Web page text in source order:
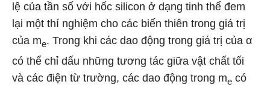
lệ của tần số với hốc silicon ở dạng tinh thể đem
lại một thí nghiệm cho các biến thiên trong giá trị
của me. Trong khi các dao động trong giá trị của α
có thể chỉ dấu những tương tác giữa vật chất tối
và các điện từ trường, các dao động trong me có